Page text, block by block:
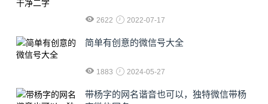
2622 2022-07-17
简单有创意的微信号大全
1883 2024-05-27
​带杨字的网名谐音也可以，独特微信带杨